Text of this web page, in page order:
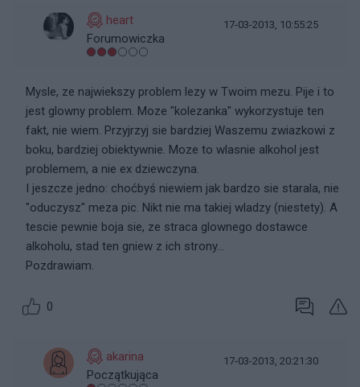
heart
Forumowiczka
17-03-2013, 10:55:25
Mysle, ze najwiekszy problem lezy w Twoim mezu. Pije i to
jest glowny problem. Moze "kolezanka" wykorzystuje ten
fakt, nie wiem. Przyjrzyj sie bardziej Waszemu zwiazkowi z
boku, bardziej obiektywnie. Moze to wlasnie alkohol jest
problemem, a nie ex dziewczyna.
I jeszcze jedno: choćbyś niewiem jak bardzo sie starala, nie
"oduczysz" meza pic. Nikt nie ma takiej wladzy (niestety). A
tescie pewnie boja sie, ze straca glownego dostawce
alkoholu, stad ten gniew z ich strony...
Pozdrawiam.
0
akarina
Początkująca
17-03-2013, 20:21:30